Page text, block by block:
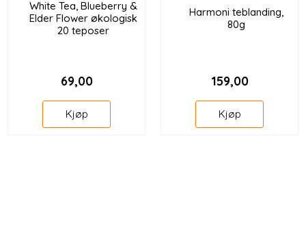
White Tea, Blueberry &
Elder Flower økologisk
20 teposer
69,00
Kjøp
Harmoni teblanding,
80g
159,00
Kjøp